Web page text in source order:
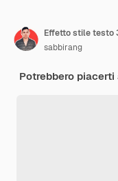
Effetto stile testo
sabbirang
Potrebbero